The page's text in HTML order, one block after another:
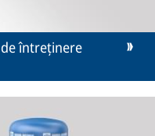
întreținere